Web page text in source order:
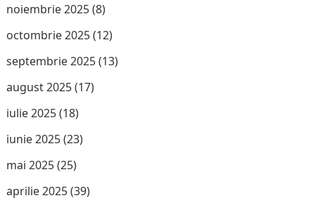
noiembrie 2025(8)
octombrie 2025(12)
septembrie 2025(13)
august 2025(17)
iulie 2025(18)
iunie 2025(23)
mai 2025(25)
aprilie 2025(39)